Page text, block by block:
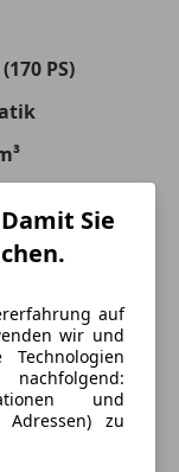
PS)
Sie
auf
wir und
und
Adressen) zu